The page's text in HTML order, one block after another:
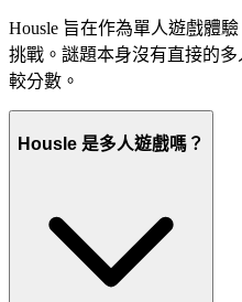
Housle 旨在作為單人遊戲體
挑戰。謎題本身沒有直接的
較分數。
Housle 是多人遊戲嗎？